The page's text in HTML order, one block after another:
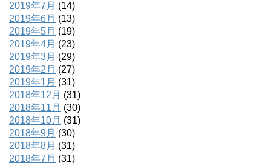
2019年7月 (14)
2019年6月 (13)
2019年5月 (19)
2019年4月 (23)
2019年3月 (29)
2019年2月 (27)
2019年1月 (31)
2018年12月 (31)
2018年11月 (30)
2018年10月 (31)
2018年9月 (30)
2018年8月 (31)
2018年7月 (31)